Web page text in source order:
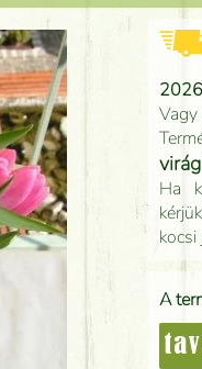
Ha
kocsi
A